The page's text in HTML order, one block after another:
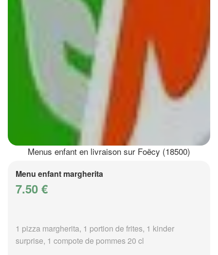
Menus enfant en livraison sur Foëcy (18500)
Menu enfant margherita
7.50 €
1 pizza margherita, 1 portion de frites, 1 kinder
surprise, 1 compote de pommes 20 cl